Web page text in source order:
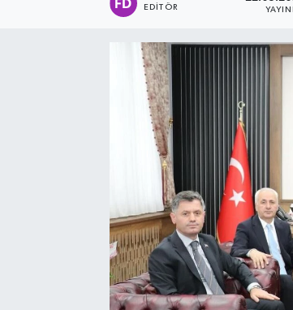
EDITÖR